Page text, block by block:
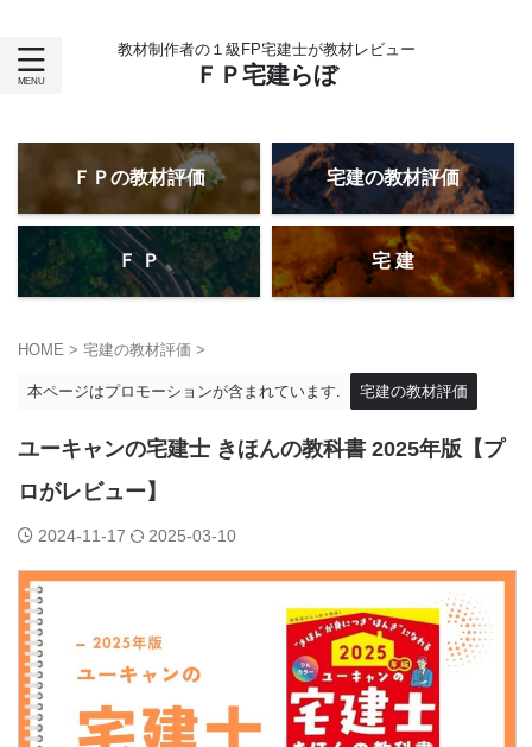
教材制作者の１級FP宅建士が教材レビュー
ＦＰ宅建らぼ
ＦＰの教材評価 宅建の教材評価
Ｆ Ｐ 宅 建
HOME > 宅建の教材評価 >
本ページはプロモーションが含まれています. 宅建の教材評価
ユーキャンの宅建士 きほんの教科書 2025年版【プ
ロがレビュー】
2024-11-17 2025-03-10